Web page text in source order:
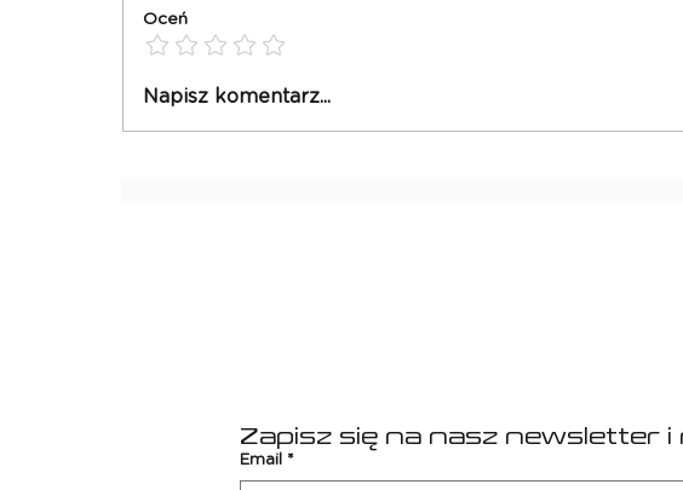
F1 GP Hiszpanii
2026
Oceń
Napisz komentarz...
Zapisz się na nasz newsletter
Email *